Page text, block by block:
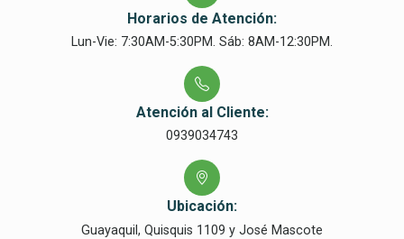
Horarios de Atención:
Lun-Vie: 7:30AM-5:30PM. Sáb: 8AM-12:30PM.
Atención al Cliente:
0939034743
Ubicación:
Guayaquil, Quisquis 1109 y José Mascote